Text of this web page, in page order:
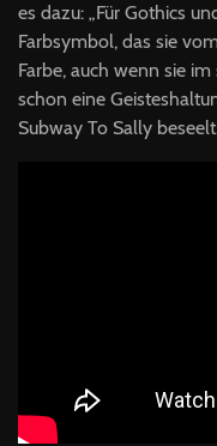
es dazu: „Für Gothics
Farbsymbol, das sie
Farbe, auch wenn sie
schon eine
Subway To Sally